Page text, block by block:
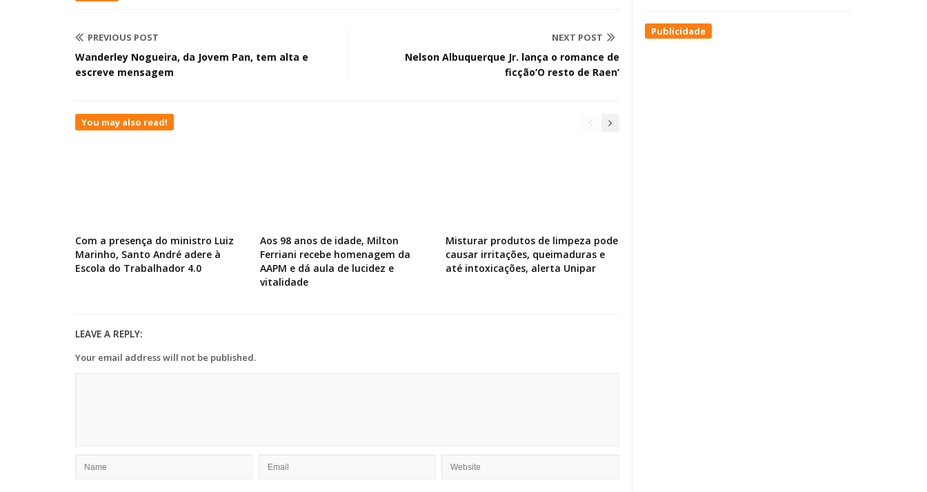
PREVIOUS POST
Wanderley Nogueira, da Jovem Pan, tem alta e
escreve mensagem
NEXT POST
Nelson Albuquerque Jr. lança o romance de
ficção‘O resto de Raen’
You may also read!
Com a presença do ministro Luiz
Marinho, Santo André adere à
Escola do Trabalhador 4.0
Aos 98 anos de idade, Milton
Ferriani recebe homenagem da
AAPM e dá aula de lucidez e
vitalidade
Misturar produtos de limpeza pode
causar irritações, queimaduras e
até intoxicações, alerta Unipar
LEAVE A REPLY:
Your email address will not be published.
Publicidade